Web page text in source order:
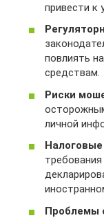
привести к
повлиять
средствам.
Риски
личной
Налоговые
Проблемы